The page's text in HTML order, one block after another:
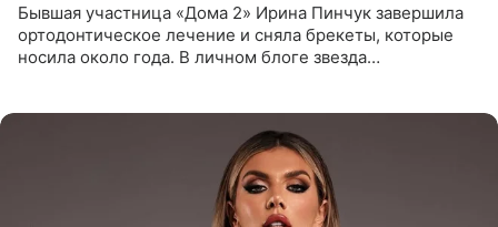
Бывшая участница «Дома 2» Ирина Пинчук завершила
ортодонтическое лечение и сняла брекеты, которые
носила около года. В личном блоге звезда